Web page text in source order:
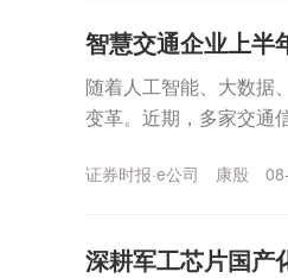
智慧交通企业上半
随着人工智能、大数据
变革。近期，多家交通
证券时报·e公司 康殷
深耕军工芯片国产